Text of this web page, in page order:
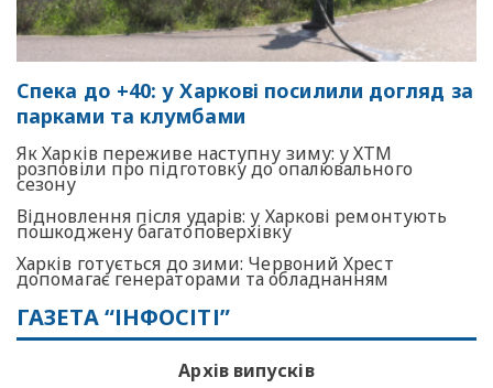
Спека до +40: у Харкові посилили догляд за
парками та клумбами
Як Харків переживе наступну зиму: у ХТМ
розповіли про підготовку до опалювального
сезону
Відновлення після ударів: у Харкові ремонтують
пошкоджену багатоповерхівку
Харків готується до зими: Червоний Хрест
допомагає генераторами та обладнанням
ГАЗЕТА “ІНФОСІТІ”
Архів випусків